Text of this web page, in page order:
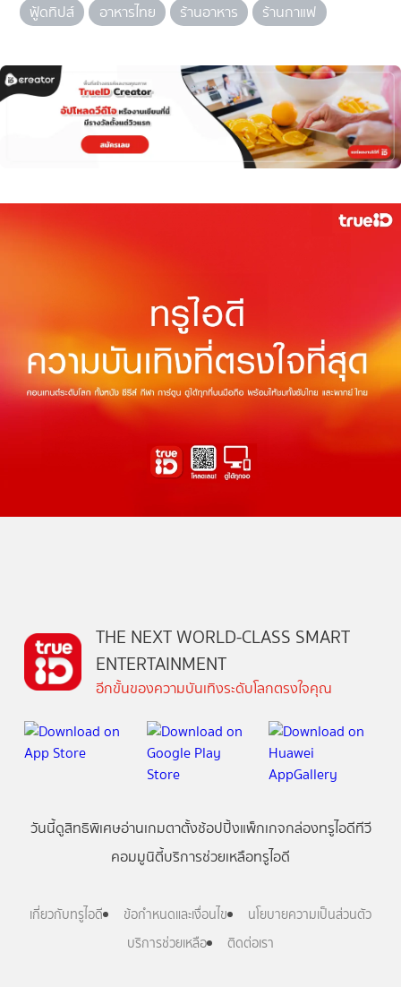
ฟู้ดทิปส์
อาหารไทย ร้านอาหาร ร้านกาแฟ
THE NEXT WORLD-CLASS SMART
ENTERTAINMENT
อีกขั้นของความบันเทิงระดับโลกตรงใจคุณ
วันนี้ดูสิทธิพิเศษอ่านเกมตาตั้งช้อปปิ้งแพ็กเกจกล่องทรูไอดีทีวี
คอมมูนิตี้บริการช่วยเหลือทรูไอดี
เกี่ยวกับทรูไอดี ข้อกำหนดและเงื่อนไข
นโยบายความเป็นส่วนตัว
บริการช่วยเหลือ
ติดต่อเรา